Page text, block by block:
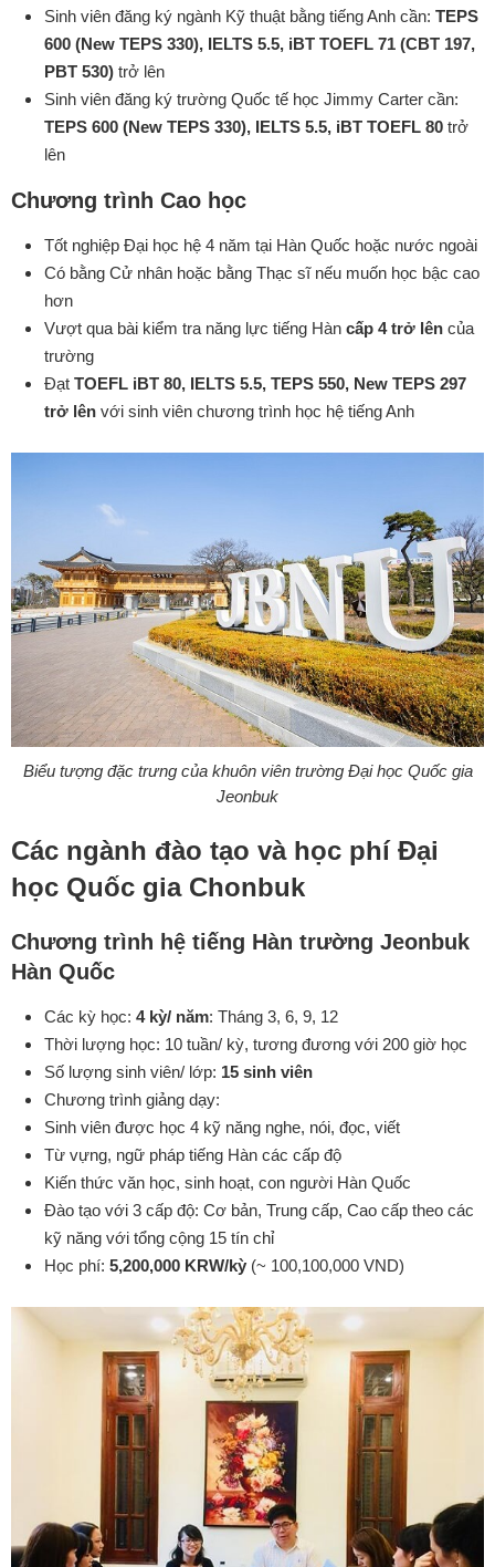
Sinh viên đăng ký ngành Kỹ thuật bằng tiếng Anh cần: TEPS
600 (New TEPS 330), IELTS 5.5, iBT TOEFL 71 (CBT 197,
PBT 530) trở lên
Sinh viên đăng ký trường Quốc tế học Jimmy Carter cần:
TEPS 600 (New TEPS 330), IELTS 5.5, iBT TOEFL 80 trở
lên
Chương trình Cao học
Tốt nghiệp Đại học hệ 4 năm tại Hàn Quốc hoặc nước ngoài
Có bằng Cử nhân hoặc bằng Thạc sĩ nếu muốn học bậc cao
hơn
Vượt qua bài kiểm tra năng lực tiếng Hàn cấp 4 trở lên của
trường
Đạt TOEFL iBT 80, IELTS 5.5, TEPS 550, New TEPS 297
trở lên với sinh viên chương trình học hệ tiếng Anh
Biểu tượng đặc trưng của khuôn viên trường Đại học Quốc gia
Jeonbuk
Các ngành đào tạo và học phí Đại
học Quốc gia Chonbuk
Chương trình hệ tiếng Hàn trường Jeonbuk
Hàn Quốc
Các kỳ học: 4 kỳ/ năm: Tháng 3, 6, 9, 12
Thời lượng học: 10 tuần/ kỳ, tương đương với 200 giờ học
Số lượng sinh viên/ lớp: 15 sinh viên
Chương trình giảng dạy:
Sinh viên được học 4 kỹ năng nghe, nói, đọc, viết
Từ vựng, ngữ pháp tiếng Hàn các cấp độ
Kiến thức văn học, sinh hoạt, con người Hàn Quốc
Đào tạo với 3 cấp độ: Cơ bản, Trung cấp, Cao cấp theo các
kỹ năng với tổng cộng 15 tín chỉ
Học phí: 5,200,000 KRW/kỳ (~ 100,100,000 VND)